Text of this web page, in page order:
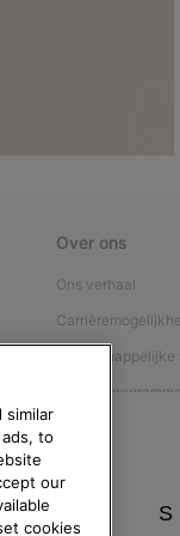
Over ons
Ons verhaal
Affiliateprogramma
similar
to
our
cookies